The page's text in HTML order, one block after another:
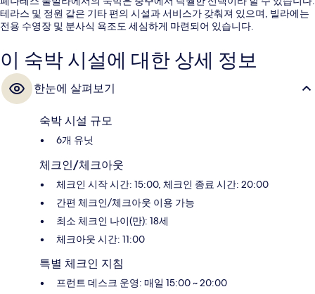
테라스 및 정원 같은 기타 편의 시설과 서비스가 갖춰져 있으며, 빌라에는
전용 수영장 및 분사식 욕조도 세심하게 마련되어 있습니다.
이 숙박 시설에 대한 상세 정보
한눈에 살펴보기
숙박 시설 규모
6개 유닛
체크인/체크아웃
체크인 시작 시간: 15:00, 체크인 종료 시간: 20:00
간편 체크인/체크아웃 이용 가능
최소 체크인 나이(만): 18세
체크아웃 시간: 11:00
특별 체크인 지침
프런트 데스크 운영: 매일 15:00 ~ 20:00